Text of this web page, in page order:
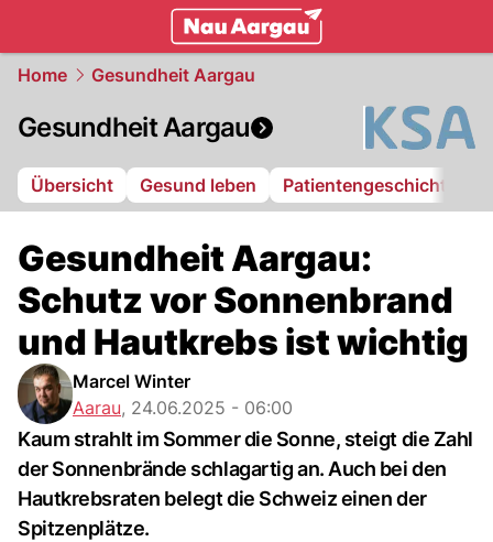
Home Gesundheit Aargau
Gesundheit Aargau
Übersicht Gesund leben Patientengeschichten
Gesundheit Aargau:
Schutz vor Sonnenbrand
und Hautkrebs ist wichtig
Marcel Winter
Aarau, 24.06.2025 - 06:00
Kaum strahlt im Sommer die Sonne, steigt die Zahl
der Sonnenbrände schlagartig an. Auch bei den
Hautkrebsraten belegt die Schweiz einen der
Spitzenplätze.